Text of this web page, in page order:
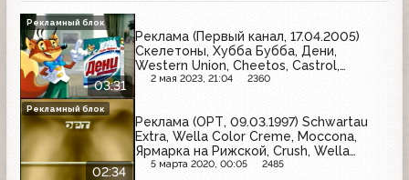
03:31
Реклама (Первый канал, 17.04.2005)
Скелетоны, Хубба Бубба, Дени,
Western Union, Cheetos, Castrol,
Фастум-гель, Philips, Супер-Момент
2 мая 2023, 21:04 2360
Рекламный блок
02:34
Реклама (ОРТ, 09.03.1997) Schwartau
Extra, Wella Color Creme, Moccona,
Ярмарка на Рижской, Crush, Wella
Sanara
5 марта 2020, 00:05 2485
Рекламный блок